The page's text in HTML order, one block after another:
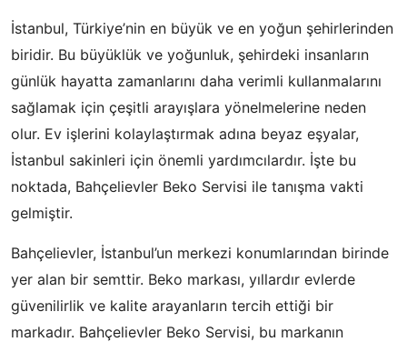
İstanbul, Türkiye’nin en büyük ve en yoğun şehirlerinden
biridir. Bu büyüklük ve yoğunluk, şehirdeki insanların
günlük hayatta zamanlarını daha verimli kullanmalarını
sağlamak için çeşitli arayışlara yönelmelerine neden
olur. Ev işlerini kolaylaştırmak adına beyaz eşyalar,
İstanbul sakinleri için önemli yardımcılardır. İşte bu
noktada, Bahçelievler Beko Servisi ile tanışma vakti
gelmiştir.
Bahçelievler, İstanbul’un merkezi konumlarından birinde
yer alan bir semttir. Beko markası, yıllardır evlerde
güvenilirlik ve kalite arayanların tercih ettiği bir
markadır. Bahçelievler Beko Servisi, bu markanın